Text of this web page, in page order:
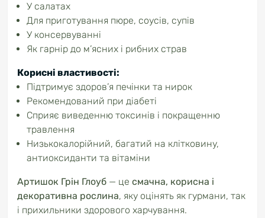
У салатах
Для приготування пюре, соусів, супів
У консервуванні
Як гарнір до м’ясних і рибних страв
Корисні властивості:
Підтримує здоров’я печінки та нирок
Рекомендований при діабеті
Сприяє виведенню токсинів і покращенню
травлення
Низькокалорійний, багатий на клітковину,
антиоксиданти та вітаміни
Артишок Грін Глоуб — це смачна, корисна і
декоративна рослина, яку оцінять як гурмани, так
і прихильники здорового харчування.